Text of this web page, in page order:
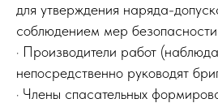
для утверждения наряда-
соблюдением мер безопасности.
· Производители работ
непосредственно руководят
· Члены спасательных